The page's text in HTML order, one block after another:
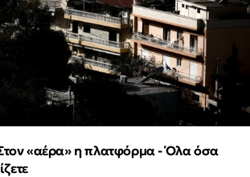
«αέρα» η πλατφόρμα - Όλα όσα